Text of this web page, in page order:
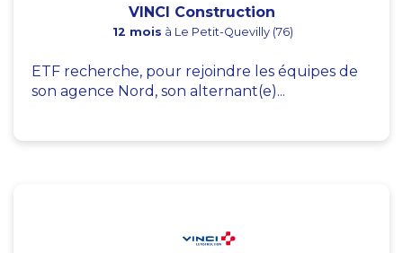
VINCI Construction
12 mois à Le Petit-Quevilly (76)
ETF recherche, pour rejoindre les équipes de
son agence Nord, son alternant(e)...